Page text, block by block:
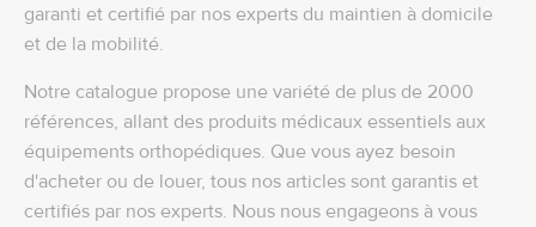
garanti et certifié par nos experts du maintien à domicile
et de la mobilité.
Notre catalogue propose une variété de plus de 2000
références, allant des produits médicaux essentiels aux
équipements orthopédiques. Que vous ayez besoin
d'acheter ou de louer, tous nos articles sont garantis et
certifiés par nos experts. Nous nous engageons à vous